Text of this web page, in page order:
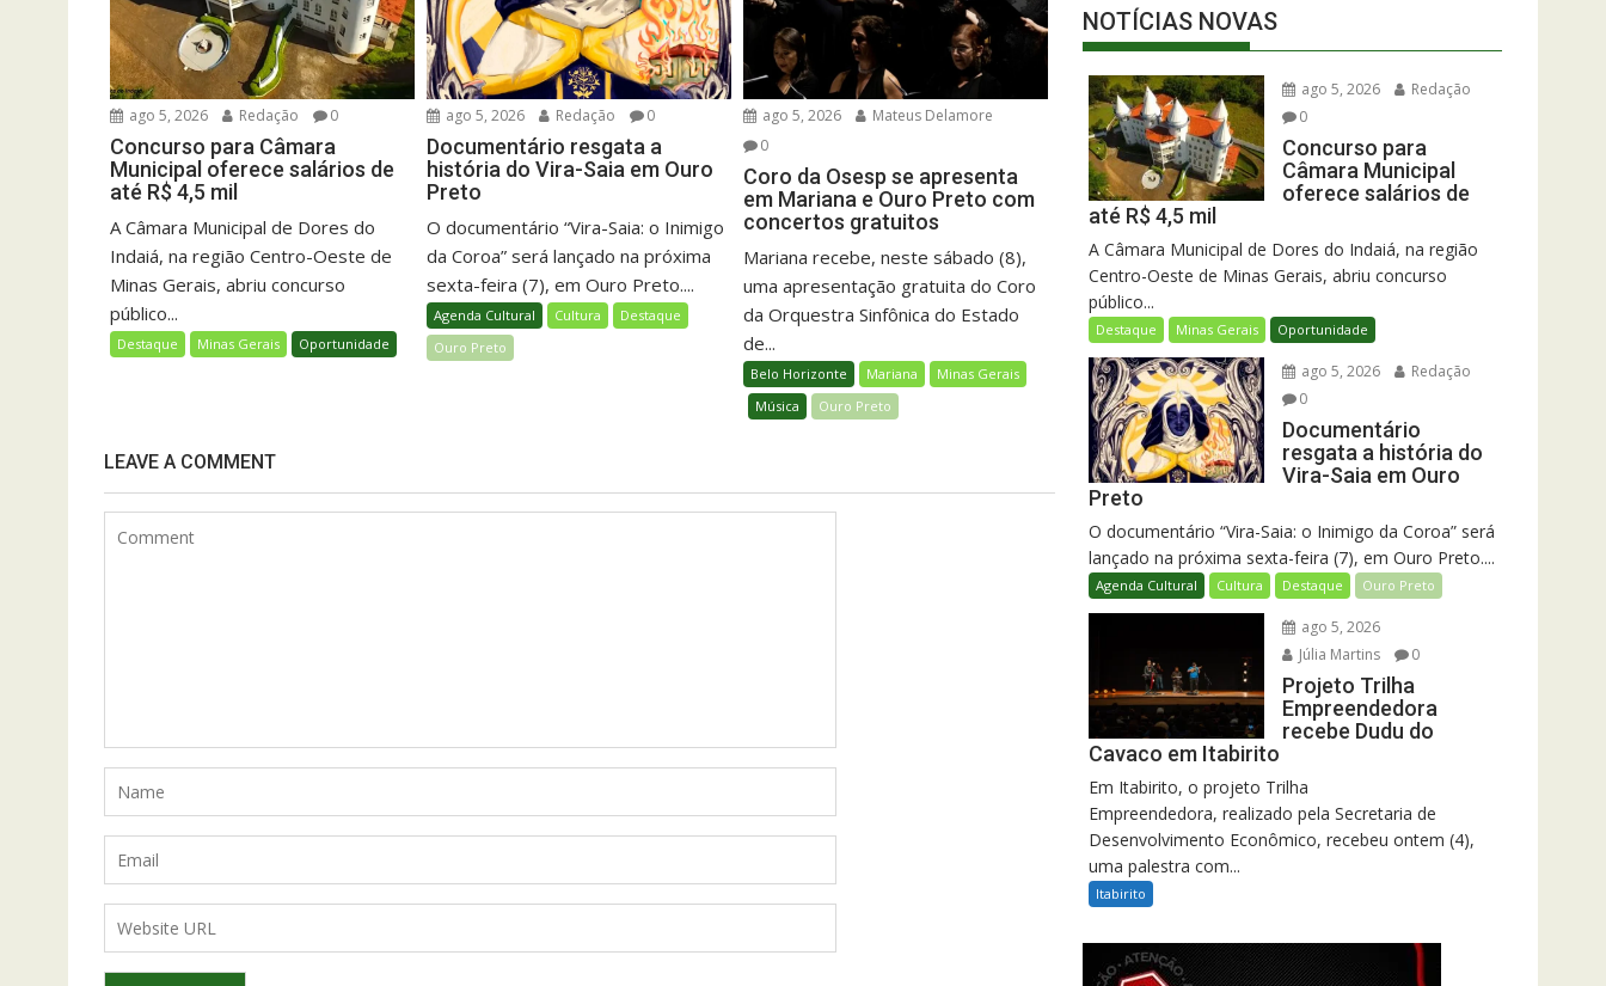
ago 5, 2026 Redação 0
Concurso para Câmara
Municipal oferece salários de
até R$ 4,5 mil
A Câmara Municipal de Dores do
Indaiá, na região Centro-Oeste de
Minas Gerais, abriu concurso
público...
Destaque Minas Gerais Oportunidade
ago 5, 2026 Redação 0
Documentário resgata a
história do Vira-Saia em Ouro
Preto
O documentário “Vira-Saia: o Inimigo
da Coroa” será lançado na próxima
sexta-feira (7), em Ouro Preto....
Agenda Cultural Cultura
Destaque
Ouro Preto
ago 5, 2026
Mateus Delamore
0
Coro da Osesp se apresenta
em Mariana e Ouro Preto com
concertos gratuitos
Mariana recebe, neste sábado (8),
uma apresentação gratuita do Coro
da Orquestra Sinfônica do Estado
de...
Belo Horizonte Mariana
Minas Gerais
Música
Ouro Preto
LEAVE A COMMENT
NOTÍCIAS NOVAS
ago 5, 2026
Redação
0
Concurso para
Câmara Municipal
oferece salários de
até R$ 4,5 mil
A Câmara Municipal de Dores do Indaiá, na região
Centro-Oeste de Minas Gerais, abriu concurso
público...
Destaque Minas Gerais Oportunidade
ago 5, 2026
Redação
0
Documentário
resgata a história do
Vira-Saia em Ouro
Preto
O documentário “Vira-Saia: o Inimigo da Coroa” será
lançado na próxima sexta-feira (7), em Ouro Preto....
Agenda Cultural Cultura Destaque Ouro Preto
ago 5, 2026
Júlia Martins
0
Projeto Trilha
Empreendedora
recebe Dudu do
Cavaco em Itabirito
Em Itabirito, o projeto Trilha
Empreendedora, realizado pela Secretaria de
Desenvolvimento Econômico, recebeu ontem (4),
uma palestra com...
Itabirito